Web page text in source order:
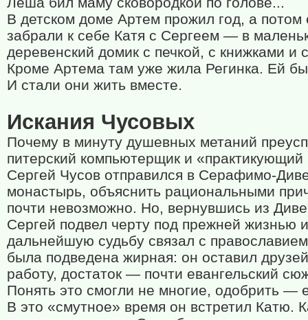
В детском доме Артем прожил год, а потом
забрали к себе Катя с Сергеем — в
деревенский домик с печкой, с книжками и
Кроме Артема там уже жила Регинка. Ей
И стали они жить вместе.
Искания Чусовых
Почему в минуту душевных метаний
питерский компьютерщик и «практикующий
Сергей Чусов отправился в Серафимо-
монастырь, объяснить рациональными
почти невозможно. Но, вернувшись из
Сергей подвел черту под прежней жизнью
дальнейшую судьбу связал с
была подведена жирная: он оставил
работу, достаток — почти евангельский
Понять это смогли не многие, одобрить —
В это «смутное» время он встретил Катю.